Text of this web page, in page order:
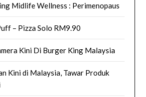
Midlife Wellness : Perimenopaus
– Pizza Solo RM9.90
Kini Di Burger King Malaysia
Kini di Malaysia, Tawar Produk